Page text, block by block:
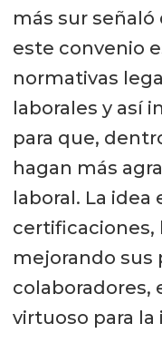
más sur señaló
este convenio
normativas
laborales y así
para que,
hagan más
laboral. La
certificaciones,
mejorando sus
colaboradores,
virtuoso para la